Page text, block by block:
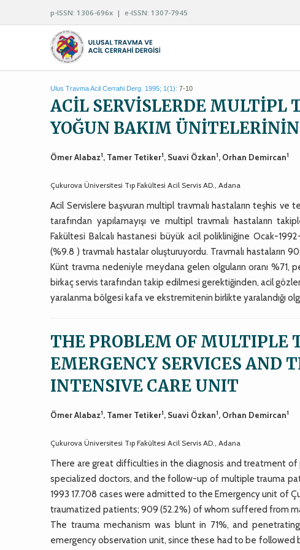
p-ISSN: 1306-696x | e-ISSN: 1307-7945
Ulus Travma Acil Cerrahi Derg. 1995; 1(1): 7-10
ACİL SERVİSLERDE MULTİPL
YOĞUN BAKIM
Ömer Alabaz1, Tamer Tetiker1, Suavi Özkan1, Orhan Demircan1
Çukurova Üniversitesi Tıp Fakültesi Acil Servis AD., Adana
Acil Servislere başvuran multipl travmalı hastaların teşhis ve
tarafından yapılamayışı ve multipl travmalı hastaların
Fakültesi Balcalı hastanesi büyük acil polikliniğine Ocak-
(%9.8 ) travmalı hastalar oluşturuyordu. Travmalı hastaların
Künt travma nedeniyle meydana gelen olguların oranı %71,
birkaç servis tarafından takip edilmesi gerektiğinden, acil
yaralanma bölgesi kafa ve ekstremitenin birlikte yaralandığı
THE PROBLEM OF MULTIPLE
EMERGENCY SERVICES AND
INTENSIVE CARE UNIT
Ömer Alabaz1, Tamer Tetiker1, Suavi Özkan1, Orhan Demircan1
Çukurova Üniversitesi Tıp Fakültesi Acil Servis AD., Adana
There are great difficulties in the diagnosis and treatment
specialized doctors, and the follow-up of multiple trauma
1993 17.708 cases were admitted to the Emergency unit of
traumatized patients; 909 (52.2%) of whom suffered from
The trauma mechanism was blunt in 71%, and
emergency observation unit, since these had to be followed